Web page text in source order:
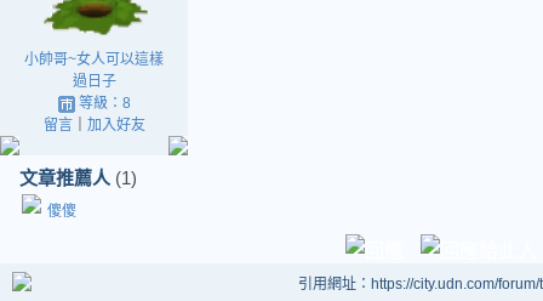
小帥哥~女人可以這樣
過日子
等級：8
留言｜ 加入好友
文章推薦人 (1)
傻傻
引用網址：https://city.udn.com/